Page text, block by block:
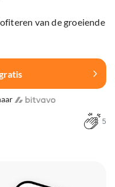
van de groeiende
5